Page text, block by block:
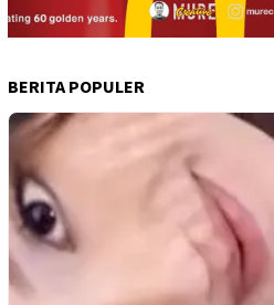
BERITA POPULER